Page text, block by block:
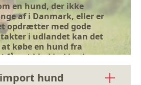
en hund, der ikke
af i Danmark, eller er
opdrætter med gode
i udlandet kan det
købe en hund fra
få nyt blod ind i avlen.
hund